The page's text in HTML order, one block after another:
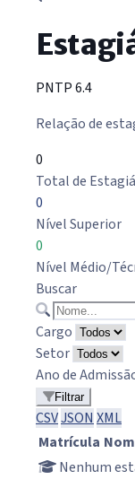
PNTP 6.4
Relação de
0
Total de
0
Nível Superior
0
Nível Médio/
Buscar
Cargo
Setor
Ano de
Filtrar
CSVJSONXML
Matrícula
Nenhum